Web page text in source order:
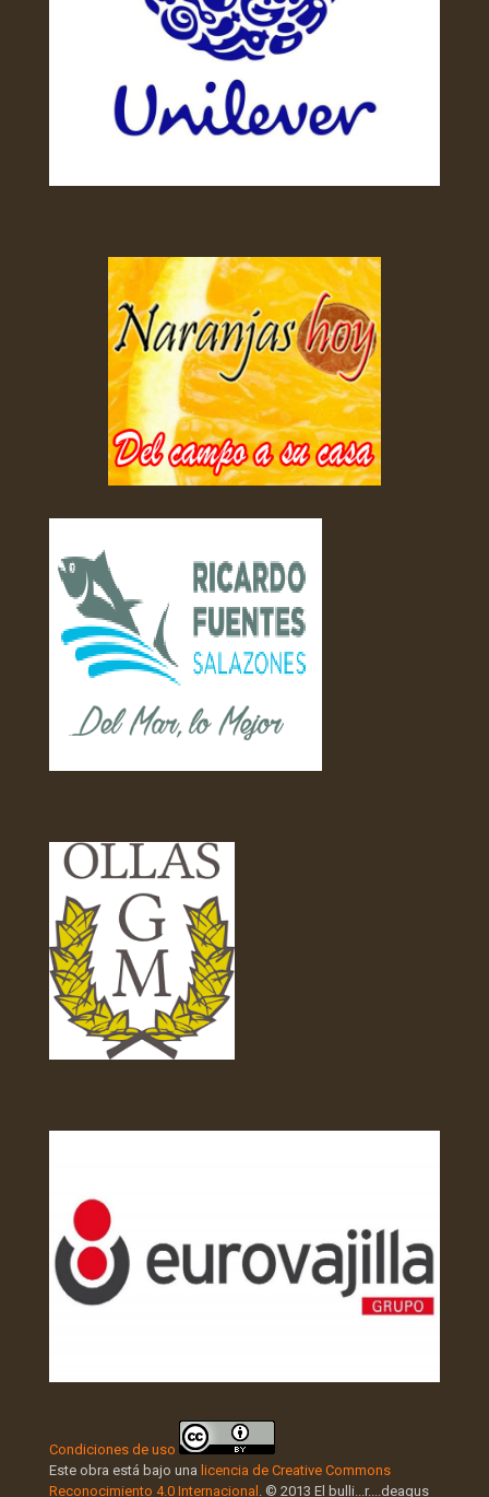
Condiciones de uso
Este obra está bajo una licencia de Creative Commons
Reconocimiento 4.0 Internacional
. © 2013 El bulli...r....deagus